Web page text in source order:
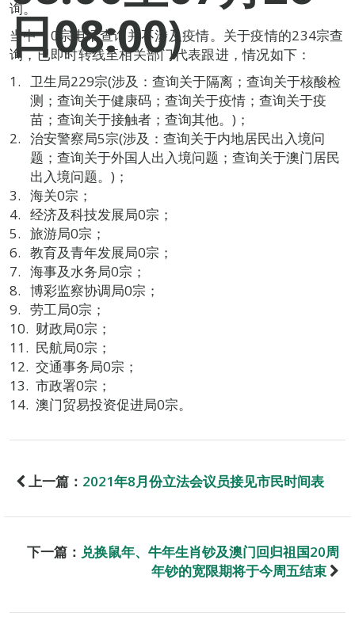
日08:00)
询。
当中，0宗电话查询并不涉及疫情。关于疫情的234宗查
询，已即时转线至相关部门代表跟进，情况如下：
卫生局229宗(涉及：查询关于隔离；查询关于核酸检
测；查询关于健康码；查询关于疫情；查询关于疫
苗；查询关于接触者；查询其他。)；
治安警察局5宗(涉及：查询关于内地居民出入境问
题；查询关于外国人出入境问题；查询关于澳门居民
出入境问题。)；
海关0宗；
经济及科技发展局0宗；
旅游局0宗；
教育及青年发展局0宗；
海事及水务局0宗；
博彩监察协调局0宗；
劳工局0宗；
财政局0宗；
民航局0宗；
交通事务局0宗；
市政署0宗；
澳门贸易投资促进局0宗。
上一篇： 2021年8月份立法会议员接见市民时间表
下一篇： 兑换鼠年、牛年生肖钞及澳门回归祖国20周
年钞的宽限期将于今周五结束